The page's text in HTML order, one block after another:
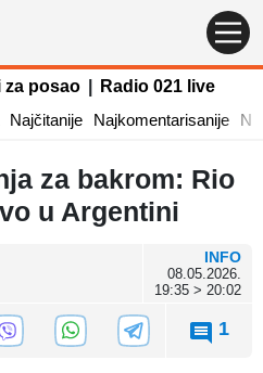
za posao
Radio 021 live
Najčitanije Najkomentarisanije
za bakrom: Rio
u Argentini
INFO
08.05.2026.
19:35 > 20:02
1